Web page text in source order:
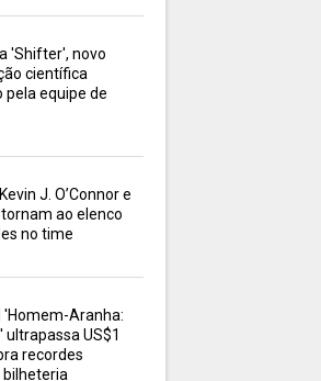
'Shifter', novo
científica
pela equipe de
J. O’Connor e
ao elenco
no time
'Homem-Aranha:
ultrapassa US$1
recordes
bilheteria